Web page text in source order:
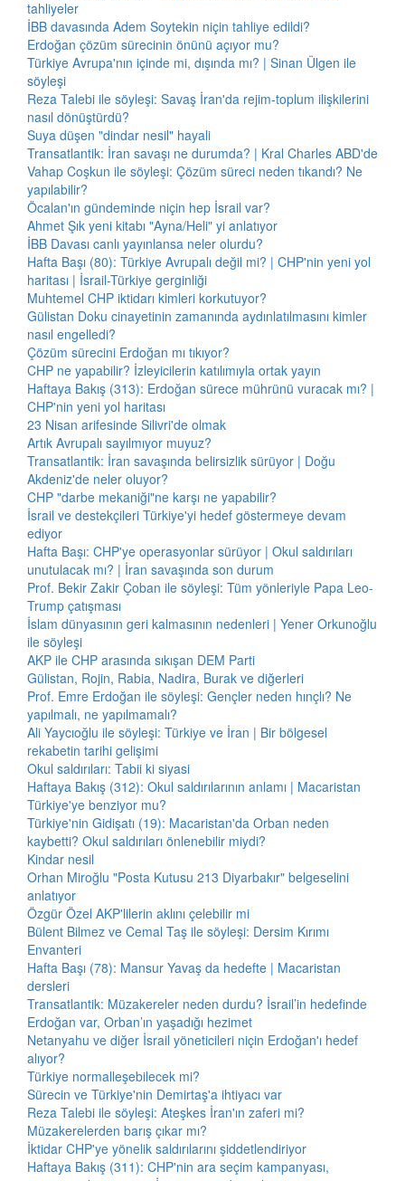
tahliyeler
İBB davasında Adem Soytekin niçin tahliye edildi?
Erdoğan çözüm sürecinin önünü açıyor mu?
Türkiye Avrupa'nın içinde mi, dışında mı? | Sinan Ülgen ile
söyleşi
Reza Talebi ile söyleşi: Savaş İran'da rejim-toplum ilişkilerini
nasıl dönüştürdü?
Suya düşen "dindar nesil" hayali
Transatlantik: İran savaşı ne durumda? | Kral Charles ABD'de
Vahap Coşkun ile söyleşi: Çözüm süreci neden tıkandı? Ne
yapılabilir?
Öcalan'ın gündeminde niçin hep İsrail var?
Ahmet Şık yeni kitabı "Ayna/Heli" yi anlatıyor
İBB Davası canlı yayınlansa neler olurdu?
Hafta Başı (80): Türkiye Avrupalı değil mi? | CHP'nin yeni yol
haritası | İsrail-Türkiye gerginliği
Muhtemel CHP iktidarı kimleri korkutuyor?
Gülistan Doku cinayetinin zamanında aydınlatılmasını kimler
nasıl engelledi?
Çözüm sürecini Erdoğan mı tıkıyor?
CHP ne yapabilir? İzleyicilerin katılımıyla ortak yayın
Haftaya Bakış (313): Erdoğan sürece mührünü vuracak mı? |
CHP'nin yeni yol haritası
23 Nisan arifesinde Silivri'de olmak
Artık Avrupalı sayılmıyor muyuz?
Transatlantik: İran savaşında belirsizlik sürüyor | Doğu
Akdeniz'de neler oluyor?
CHP "darbe mekaniği"ne karşı ne yapabilir?
İsrail ve destekçileri Türkiye'yi hedef göstermeye devam
ediyor
Hafta Başı: CHP'ye operasyonlar sürüyor | Okul saldırıları
unutulacak mı? | İran savaşında son durum
Prof. Bekir Zakir Çoban ile söyleşi: Tüm yönleriyle Papa Leo-
Trump çatışması
İslam dünyasının geri kalmasının nedenleri | Yener Orkunoğlu
ile söyleşi
AKP ile CHP arasında sıkışan DEM Parti
Gülistan, Rojin, Rabia, Nadira, Burak ve diğerleri
Prof. Emre Erdoğan ile söyleşi: Gençler neden hınçlı? Ne
yapılmalı, ne yapılmamalı?
Ali Yaycıoğlu ile söyleşi: Türkiye ve İran | Bir bölgesel
rekabetin tarihi gelişimi
Okul saldırıları: Tabii ki siyasi
Haftaya Bakış (312): Okul saldırılarının anlamı | Macaristan
Türkiye'ye benziyor mu?
Türkiye'nin Gidişatı (19): Macaristan'da Orban neden
kaybetti? Okul saldırıları önlenebilir miydi?
Kindar nesil
Orhan Miroğlu "Posta Kutusu 213 Diyarbakır" belgeselini
anlatıyor
Özgür Özel AKP'lilerin aklını çelebilir mi
Bülent Bilmez ve Cemal Taş ile söyleşi: Dersim Kırımı
Envanteri
Hafta Başı (78): Mansur Yavaş da hedefte | Macaristan
dersleri
Transatlantik: Müzakereler neden durdu? İsrail’in hedefinde
Erdoğan var, Orban’ın yaşadığı hezimet
Netanyahu ve diğer İsrail yöneticileri niçin Erdoğan'ı hedef
alıyor?
Türkiye normalleşebilecek mi?
Sürecin ve Türkiye'nin Demirtaş'a ihtiyacı var
Reza Talebi ile söyleşi: Ateşkes İran'ın zaferi mi?
Müzakerelerden barış çıkar mı?
İktidar CHP'ye yönelik saldırılarını şiddetlendiriyor
Haftaya Bakış (311): CHP'nin ara seçim kampanyası,